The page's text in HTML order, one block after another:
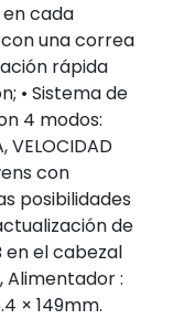
cada
una correa
rápida
• Sistema de
4 modos:
VELOCIDAD
con
posibilidades
de
en el cabezal
Alimentador :
× 149mm.